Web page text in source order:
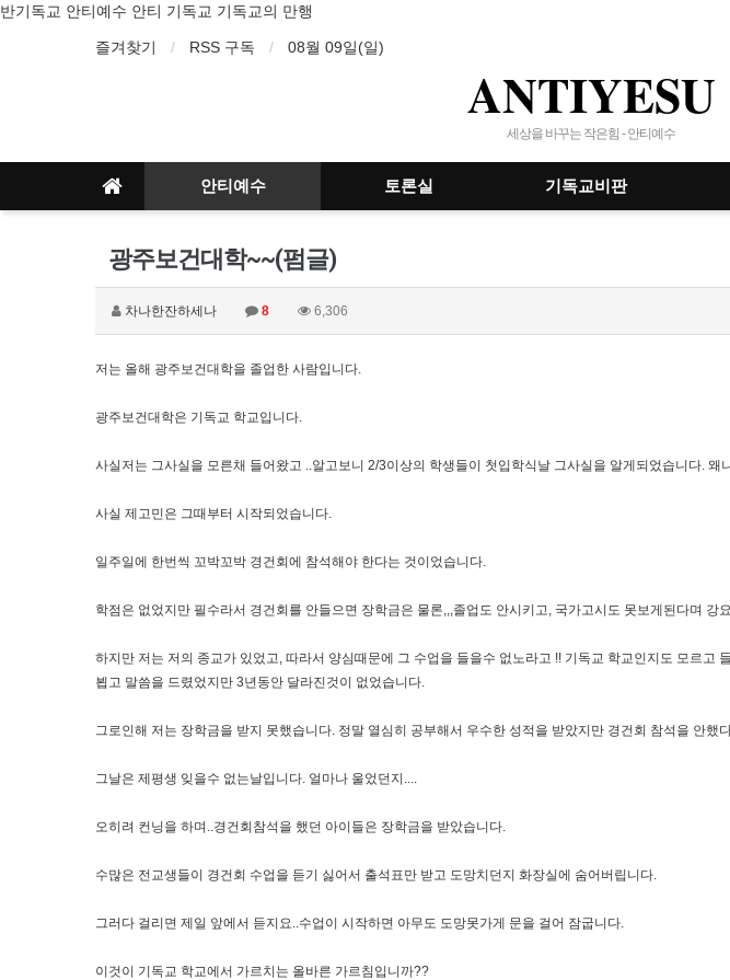
반기독교 안티예수 안티 기독교 기독교의 만행
즐겨찾기 RSS 구독 08월 09일(일)
ANTIYESU
세상을 바꾸는 작은힘 - 안티예수
안티예수 토론실 기독교비판
광주보건대학~~(펌글)
차나한잔하세나 8 6,306
저는 올해 광주보건대학을 졸업한 사람입니다.
광주보건대학은 기독교 학교입니다.
사실저는 그사실을 모른채 들어왔고 ..알고보니 2/3이상의 학생들이 첫입학식날 그사실을 알게되었습니다. 왜
사실 제고민은 그때부터 시작되었습니다.
일주일에 한번씩 꼬박꼬박 경건회에 참석해야 한다는 것이었습니다.
학점은 없었지만 필수라서 경건회를 안들으면 장학금은 물론,,,졸업도 안시키고, 국가고시도 못보게된다며 강
하지만 저는 저의 종교가 있었고, 따라서 양심때문에 그 수업을 들을수 없노라고 !! 기독교 학교인지도 모르고
뵙고 말씀을 드렸었지만 3년동안 달라진것이 없었습니다.
그로인해 저는 장학금을 받지 못했습니다. 정말 열심히 공부해서 우수한 성적을 받았지만 경건회 참석을 안했
그날은 제평생 잊을수 없는날입니다. 얼마나 울었던지....
오히려 컨닝을 하며..경건회참석을 했던 아이들은 장학금을 받았습니다.
수많은 전교생들이 경건회 수업을 듣기 싫어서 출석표만 받고 도망치던지 화장실에 숨어버립니다.
그러다 걸리면 제일 앞에서 듣지요..수업이 시작하면 아무도 도망못가게 문을 걸어 잠굽니다.
이것이 기독교 학교에서 가르치는 올바른 가르침입니까??